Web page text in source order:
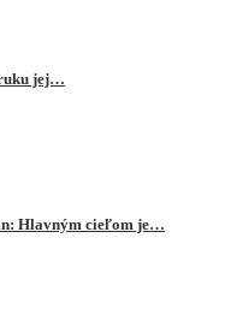
jej…
Hlavným cieľom je…